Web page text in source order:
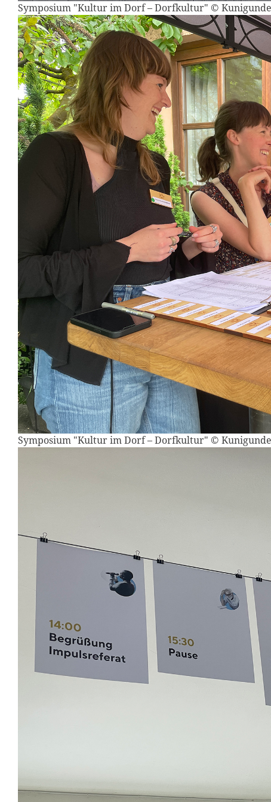
Symposium "Kultur im Dorf – Dorfkultur" ©
Symposium "Kultur im Dorf – Dorfkultur" ©